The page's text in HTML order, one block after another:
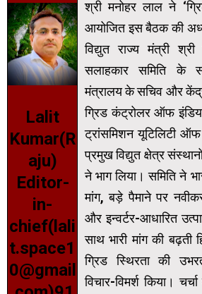
Lalit
Kumar(R
aju)
Editor-
in-
chief(lali
t.space1
0@gmail
श्री मनोहर लाल ने
आयोजित इस बैठक की
विद्युत राज्य मंत्री
सलाहकार समिति के
मंत्रालय के सचिव और
ग्रिड कंट्रोलर ऑफ
ट्रांसमिशन यूटिलिटी ऑफ
प्रमुख विद्युत क्षेत्र
ने भाग लिया। समिति ने
मांग, बड़े पैमाने पर
और इन्वर्टर-आधारित
सा‍थ भारी मांग की बढ़ती
ग्रिड स्थिरता की
विचार-विमर्श किया।